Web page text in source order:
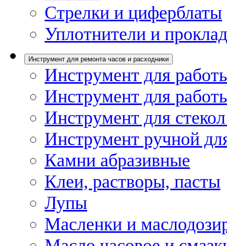
Стрелки и циферблаты
Уплотнители и
Инструмент для ремонта часов и расходники
Инструмент для
Инструмент для
Инструмент для
Инструмент ручной
Камни абразивные
Клеи, растворы, пасты
Лупы
Масленки и